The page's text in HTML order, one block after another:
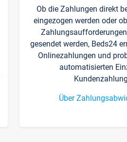
Ob die Zahlungen direkt
eingezogen werden oder
gesendet werden, Beds24
Onlinezahlungen und
automatisierten
Über